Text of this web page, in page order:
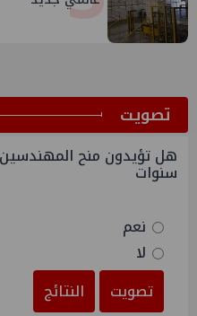
ﺗﺼﻮﻳﺖ
هل تؤيدون منح
سنوات
نعم
لا
تصويت
النتائج